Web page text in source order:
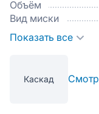
Объём
Вид миски
Показать все
Каскад